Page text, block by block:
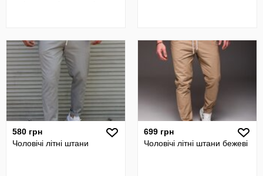
580 грн
Чоловічі літні штани
699 грн
Чоловічі літні штани бежеві